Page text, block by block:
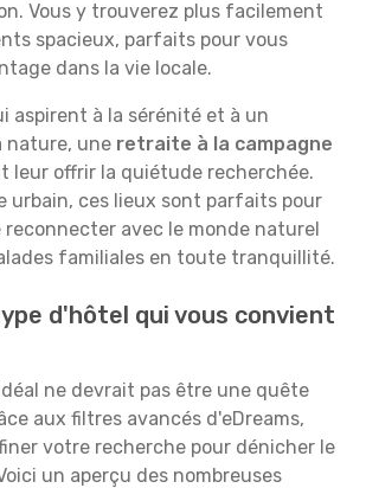
Vous y trouverez plus facilement
spacieux, parfaits pour vous
dans la vie locale.
aspirent à la sérénité et à un
nature, une retraite à la campagne
leur offrir la quiétude recherchée.
urbain, ces lieux sont parfaits pour
reconnecter avec le monde naturel
familiales en toute tranquillité.
d'hôtel qui vous convient
ne devrait pas être une quête
aux filtres avancés d'eDreams,
votre recherche pour dénicher le
un aperçu des nombreuses